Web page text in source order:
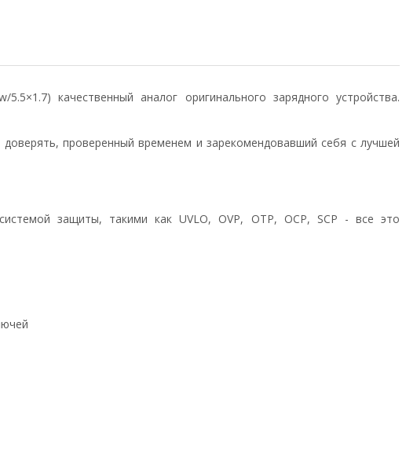
5.5×1.7) качественный аналог оригинального зарядного устройства.
проверенный временем и зарекомендовавший себя с лучшей
защиты, такими как UVLO, OVP, OTP, OCP, SCP - все это